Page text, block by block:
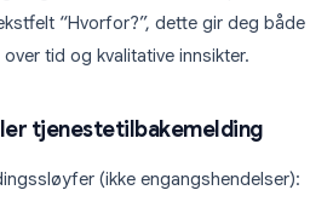
“Hvorfor?”, dette gir deg både
tid og kvalitative innsikter.
tjenestetilbakemelding
(ikke engangshendelser):